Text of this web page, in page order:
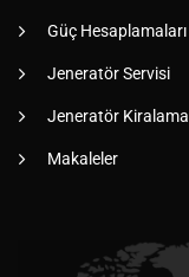
Güç Hesaplamaları
Jeneratör Servisi
Jeneratör Kiralama
Makaleler